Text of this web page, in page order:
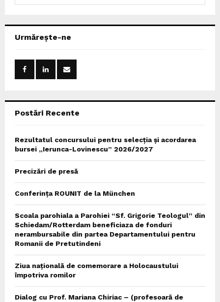
h
Urmărește-ne
Postări Recente
Rezultatul concursului pentru selecția și acordarea
bursei „Ierunca-Lovinescu” 2026/2027
Precizări de presă
Conferința ROUNIT de la München
Scoala parohiala a Parohiei “Sf. Grigorie Teologul” din
Schiedam/Rotterdam beneficiaza de fonduri
nerambursabile din partea Departamentului pentru
Romanii de Pretutindeni
Ziua națională de comemorare a Holocaustului
împotriva romilor
Dialog cu Prof. Mariana Chiriac – (profesoară de